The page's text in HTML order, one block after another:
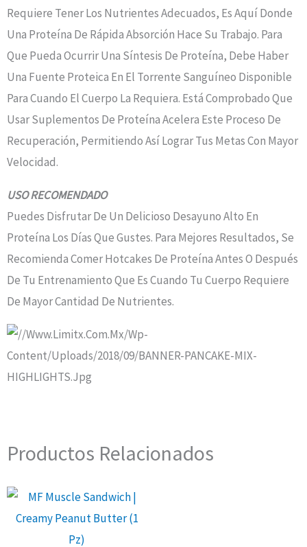
Requiere Tener Los Nutrientes Adecuados, Es Aquí Donde
Una Proteína De Rápida Absorción Hace Su Trabajo. Para
Que Pueda Ocurrir Una Síntesis De Proteína, Debe Haber
Una Fuente Proteica En El Torrente Sanguíneo Disponible
Para Cuando El Cuerpo La Requiera. Está Comprobado Que
Usar Suplementos De Proteína Acelera Este Proceso De
Recuperación, Permitiendo Así Lograr Tus Metas Con Mayor
Velocidad.
USO RECOMENDADO
Puedes Disfrutar De Un Delicioso Desayuno Alto En
Proteína Los Días Que Gustes. Para Mejores Resultados, Se
Recomienda Comer Hotcakes De Proteína Antes O Después
De Tu Entrenamiento Que Es Cuando Tu Cuerpo Requiere
De Mayor Cantidad De Nutrientes.
Productos Relacionados